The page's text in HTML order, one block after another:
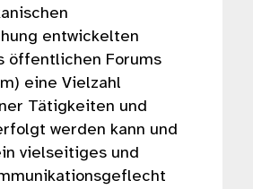
entwickelten
öffentlichen Forums
eine Vielzahl
Tätigkeiten und
werden kann und
vielseitiges und